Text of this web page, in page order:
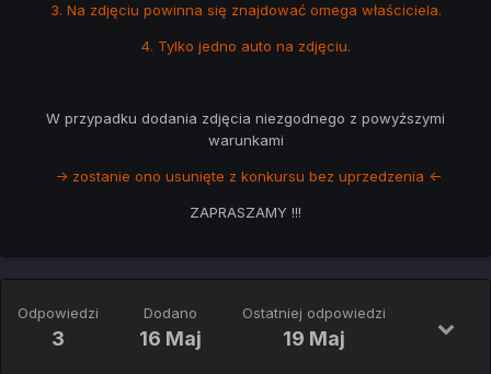
3. Na zdjęciu powinna się znajdować omega właściciela.
4. Tylko jedno auto na zdjęciu.
W przypadku dodania zdjęcia niezgodnego z powyższymi
warunkami
-> zostanie ono usunięte z konkursu bez uprzedzenia <-
ZAPRASZAMY !!!
Odpowiedzi
3
Dodano
16 Maj
Ostatniej odpowiedzi
19 Maj